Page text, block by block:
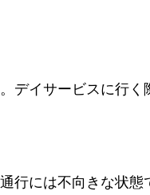
デイサービスに行
行には不向きな状態